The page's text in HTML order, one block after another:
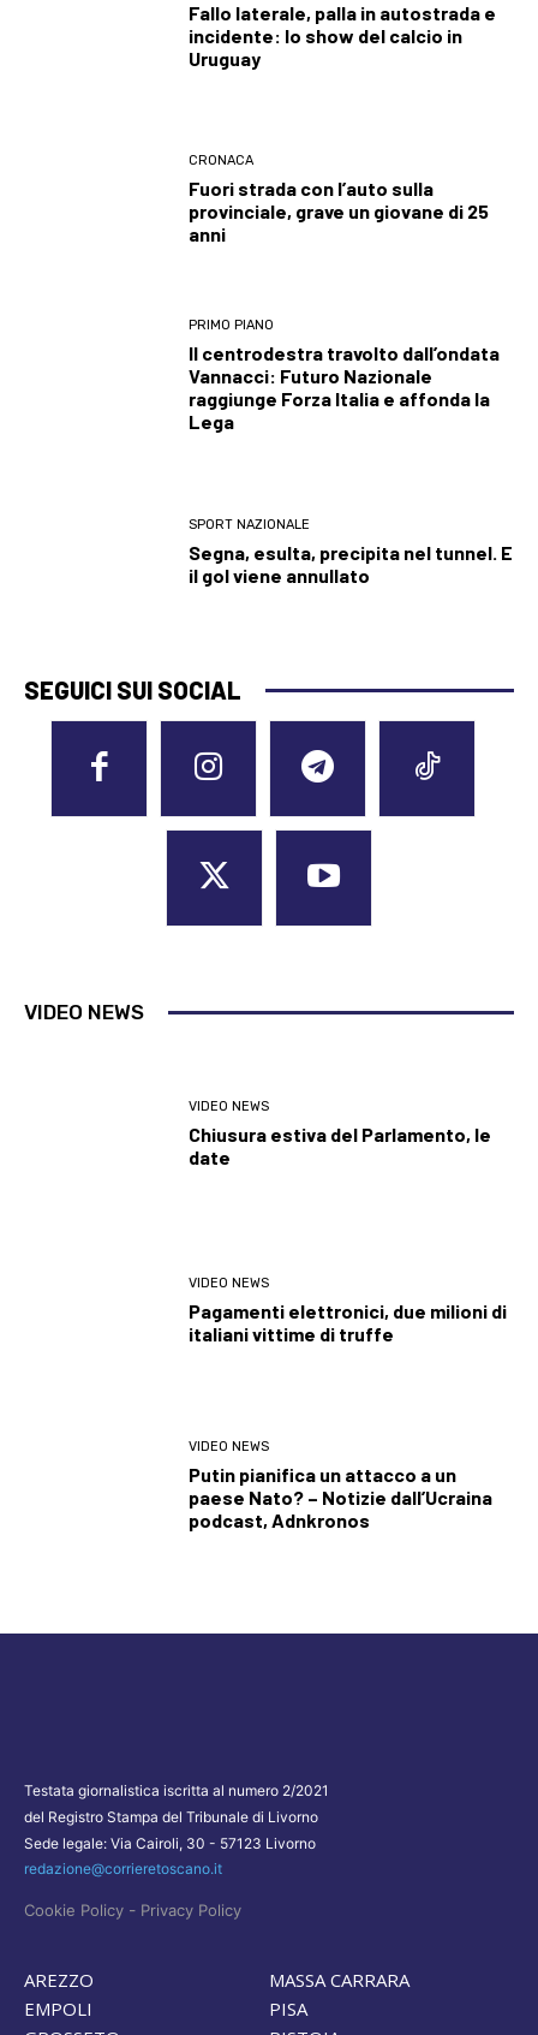
Fallo laterale, palla in autostrada e
incidente: lo show del calcio in
Uruguay
CRONACA
Fuori strada con l’auto sulla
provinciale, grave un giovane di 25
anni
PRIMO PIANO
Il centrodestra travolto dall’ondata
Vannacci: Futuro Nazionale
raggiunge Forza Italia e affonda la
Lega
SPORT NAZIONALE
Segna, esulta, precipita nel tunnel. E
il gol viene annullato
SEGUICI SUI SOCIAL
VIDEO NEWS
VIDEO NEWS
Chiusura estiva del Parlamento, le
date
VIDEO NEWS
Pagamenti elettronici, due milioni di
italiani vittime di truffe
VIDEO NEWS
Putin pianifica un attacco a un
paese Nato? – Notizie dall’Ucraina
podcast, Adnkronos
Testata giornalistica iscritta al numero 2/2021
del Registro Stampa del Tribunale di Livorno
Sede legale: Via Cairoli, 30 - 57123 Livorno
redazione@corrieretoscano.it
Cookie Policy - Privacy Policy
AREZZO
EMPOLI
MASSA CARRARA
PISA